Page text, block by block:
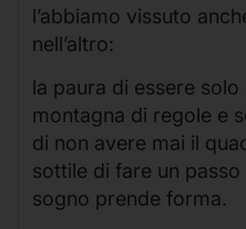
l’abbiamo vissuto
nell’altro:
la paura di essere solo
montagna di regole e
di non avere mai il
sottile di fare un
sogno prende forma.